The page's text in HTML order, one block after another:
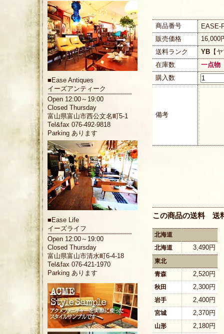
商品番号
EASE-
販売価格
16,000
送料ランク
YB 【
在庫数
一点物
購入数
備考
この商品の送料 送
北海道
北海道
3,490円
東北
青森
2,520円
秋田 2,300円
岩手 2,400円
宮城 2,370円
山形 2,180円
■ Ease Antiques
イーズアンティーク
Open 12:00～19:00
Closed Thursday
富山県富山市西公文名町5-1
Tel&fax 076-492-9818
Parking あります
■ Ease Life
イーズライフ
Open 12:00～19:00
Closed Thursday
富山県富山市清水町6-4-18
Tel&fax 076-421-1970
Parking あります